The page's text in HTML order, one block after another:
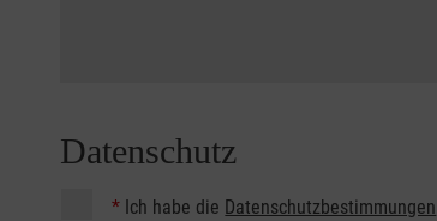
Datenschutz
* Ich habe die Datenschutzbestimmungen